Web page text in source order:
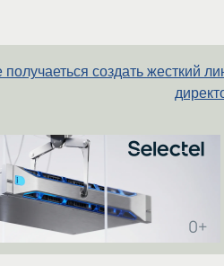
получаеться создать жесткий